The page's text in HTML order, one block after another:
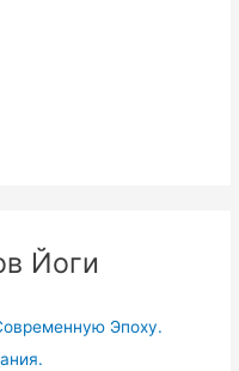
Йоги
Эпоху.